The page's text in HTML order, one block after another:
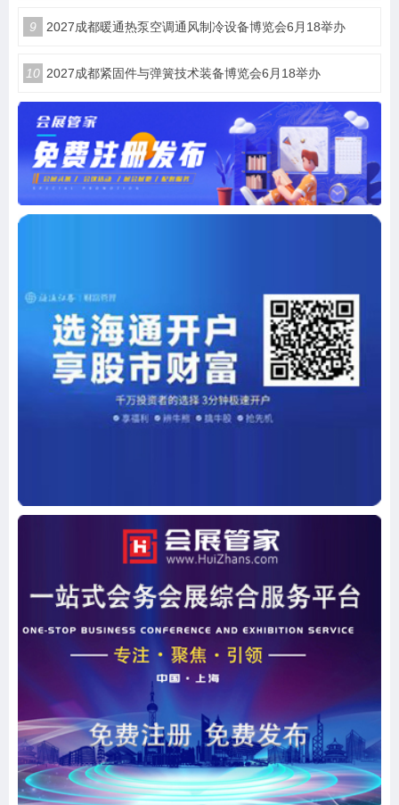
9 2027成都暖通热泵空调通风制冷设备博览会6月18举办
10 2027成都紧固件与弹簧技术装备博览会6月18举办